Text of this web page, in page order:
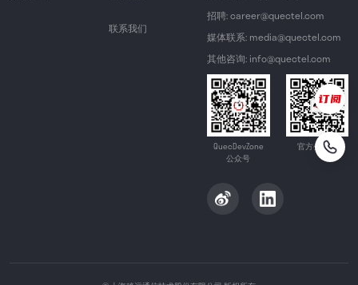
联系我们
招聘: career@quectel.com
媒体联系: media@quectel.com
其他咨询: info@quectel.com
QuecDevZone
公众号
官方公众号